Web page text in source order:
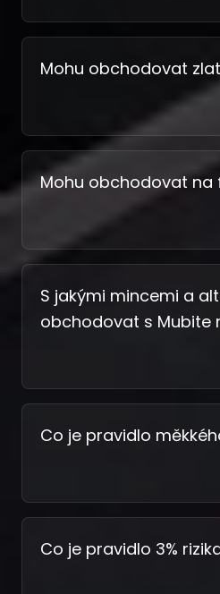
Mohu obchodovat
Mohu obchodovat na
S jakými mincemi a
obchodovat s Mubite
Co je pravidlo
Co je pravidlo 3%